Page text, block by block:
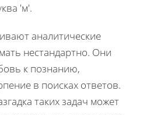
'м'.
аналитические
нестандартно. Они
к познанию,
в поисках ответов.
таких задач может